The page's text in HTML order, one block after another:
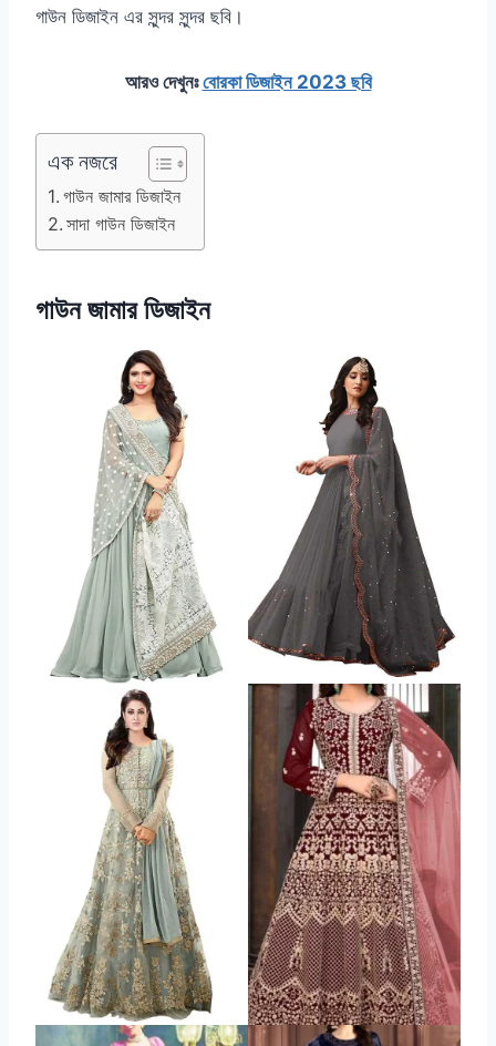
গাউন ডিজাইন এর সুন্দর সুন্দর ছবি।
আরও দেখুনঃবোরকা ডিজাইন 2023 ছবি
এক নজরে
গাউন জামার ডিজাইন
সাদা গাউন ডিজাইন
গাউন জামার ডিজাইন